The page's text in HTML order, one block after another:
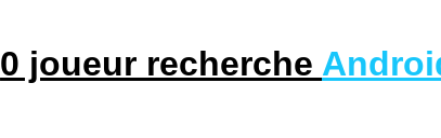
0 joueur recherche